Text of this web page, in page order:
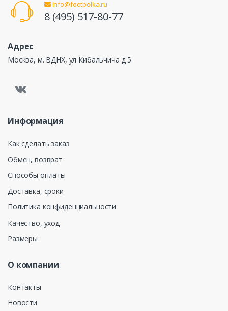
info@footbolka.ru
8 (495) 517-80-77
Адрес
Москва, м. ВДНХ, ул Кибальчича д 5
Информация
Как сделать заказ
Обмен, возврат
Способы оплаты
Доставка, сроки
Политика конфиденциальности
Качество, уход
Размеры
О компании
Контакты
Новости